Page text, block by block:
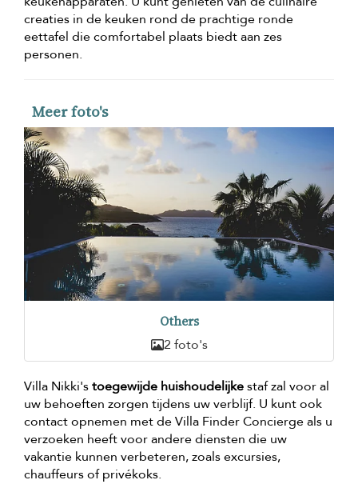
creaties in de keuken rond de prachtige ronde
eettafel die comfortabel plaats biedt aan zes
personen.
Meer foto's
Others
2 foto's
Villa Nikki'stoegewijde huishoudelijkestaf zal voor al
uw behoeften zorgen tijdens uw verblijf. U kunt ook
contact opnemen met de Villa Finder Concierge als u
verzoeken heeft voor andere diensten die uw
vakantie kunnen verbeteren, zoals excursies,
chauffeurs of privékoks.